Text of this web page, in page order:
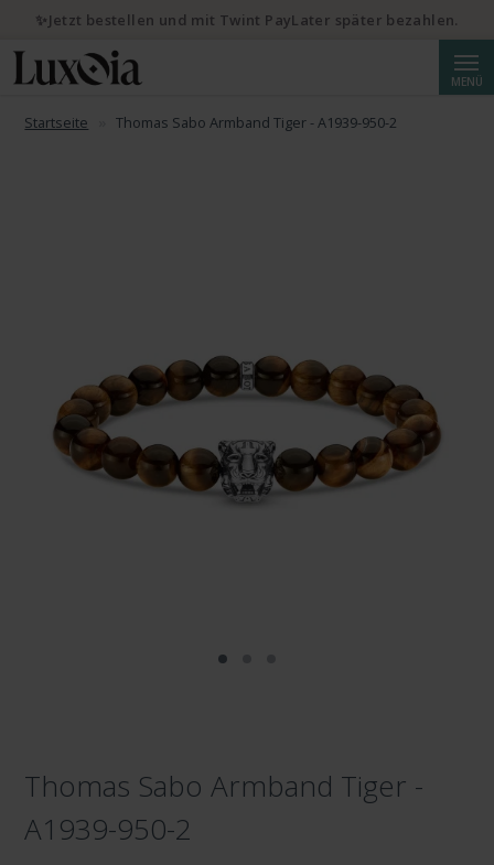
MENÜ
Startseite Thomas Sabo Armband Tiger - A1939-950-2
Thomas Sabo Armband Tiger -
A1939-950-2
✨Jetzt bestellen und mit Twint PayLater später bezahlen.